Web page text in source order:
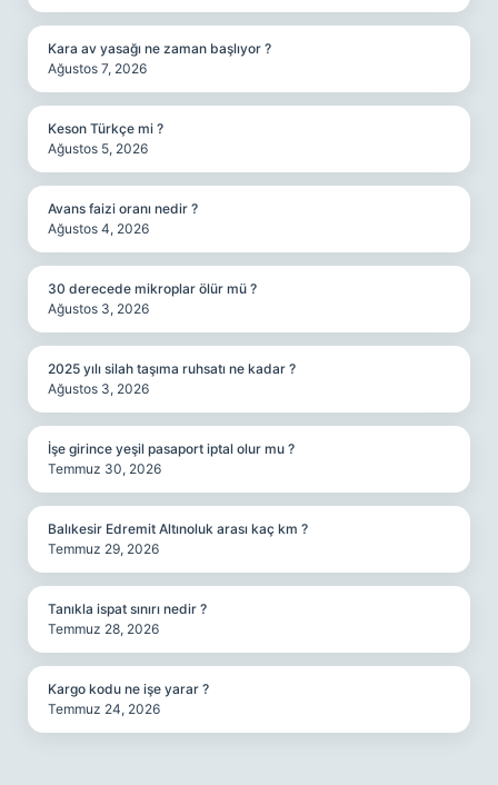
Kara av yasağı ne zaman başlıyor ?
Ağustos 7, 2026
Keson Türkçe mi ?
Ağustos 5, 2026
Avans faizi oranı nedir ?
Ağustos 4, 2026
30 derecede mikroplar ölür mü ?
Ağustos 3, 2026
2025 yılı silah taşıma ruhsatı ne kadar ?
Ağustos 3, 2026
İşe girince yeşil pasaport iptal olur mu ?
Temmuz 30, 2026
Balıkesir Edremit Altınoluk arası kaç km ?
Temmuz 29, 2026
Tanıkla ispat sınırı nedir ?
Temmuz 28, 2026
Kargo kodu ne işe yarar ?
Temmuz 24, 2026